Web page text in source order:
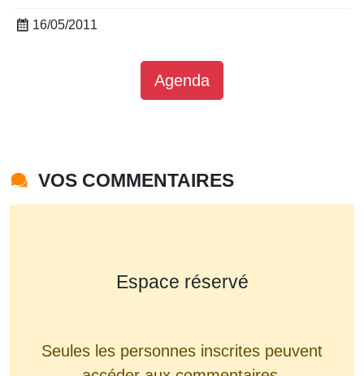
16/05/2011
Agenda
VOS COMMENTAIRES
Espace réservé
Seules les personnes inscrites peuvent